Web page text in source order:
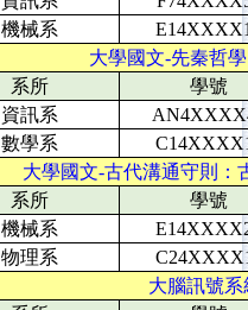
機械系
大學國文-先秦哲
系所
學號
資訊系
數學系
大學國文-古代溝通守則：
系所
學號
機械系
物理系
大腦訊號